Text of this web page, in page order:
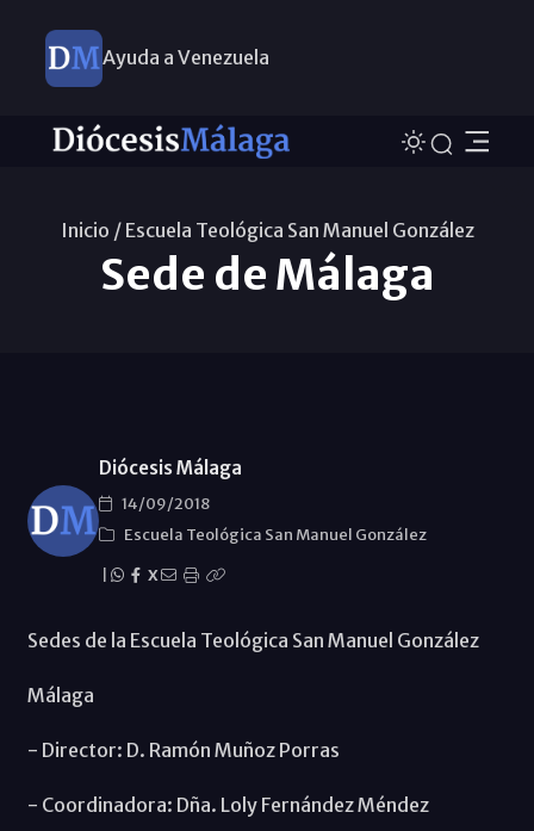
Ayuda a Venezuela
Inicio / Escuela Teológica San Manuel González
Sede de Málaga
Diócesis Málaga
14/09/2018
Escuela Teológica San Manuel González
X
Sedes de la Escuela Teológica San Manuel González
Málaga
- Director: D. Ramón Muñoz Porras
- Coordinadora: Dña. Loly Fernández Méndez